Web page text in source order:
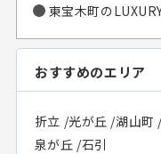
東宝木町の
おすすめのエリア
折立 /光が丘 /湖山町
泉が丘 /石引